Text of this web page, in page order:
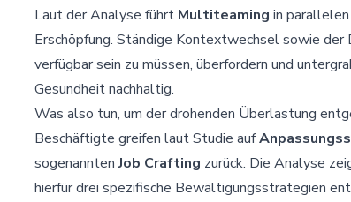
Laut der Analyse führt Multiteaming in
Erschöpfung. Ständige Kontextwechsel sowie der
verfügbar sein zu müssen, überfordern und
Gesundheit nachhaltig.
Was also tun, um der drohenden Überlastung
Beschäftigte greifen laut Studie auf
sogenanntenJob Crafting zurück. Die Analyse
hierfür drei spezifische Bewältigungsstrategien